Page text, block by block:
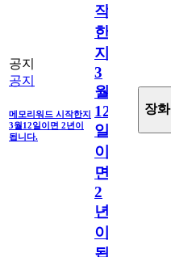
공지
공지
메모리워드 시작한지
3월12일이면 2년이
됩니다.
작
한
지
3
월
12
일
이
면
2
년
이
됩
장화